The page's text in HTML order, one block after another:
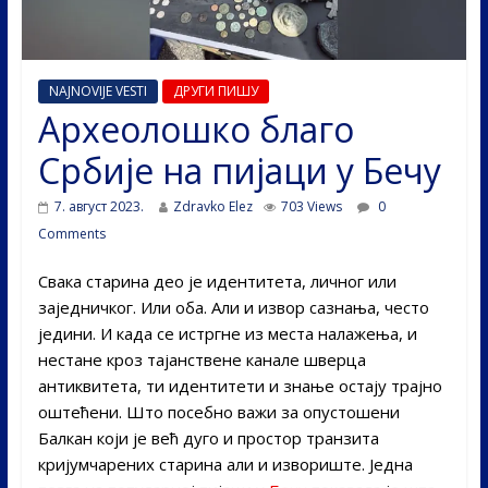
NAJNOVIJE VESTI ДРУГИ ПИШУ
Археолошко благо
Србије на пијаци у Бечу
7. август 2023. Zdravko Elez 703 Views
0
Comments
Свака старина део је идентитета, личног или
заједничког. Или оба. Али и извор сазнања, често
једини. И када се истргне из места налажења, и
нестане кроз тајанствене канале шверца
антиквитета, ти идентитети и знање остају трајно
оштећени. Што посебно важи за опустошени
Балкан који је већ дуго и простор транзита
кријумчарених старина али и извориште. Једна